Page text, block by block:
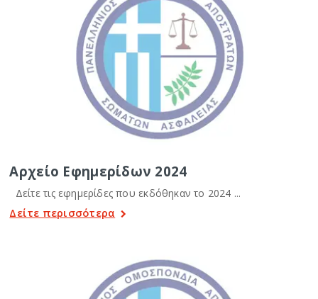
Αρχείο Εφημερίδων 2024
Δείτε τις εφημερίδες που εκδόθηκαν το 2024 ...
Δείτε περισσότερα